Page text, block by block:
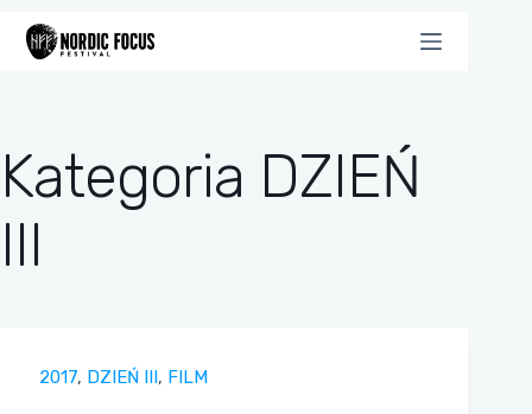
treści
Kategoria DZIEŃ
III
2017, DZIEŃ III, FILM